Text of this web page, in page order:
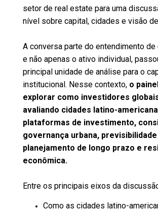
setor de real estate para uma
nível sobre capital, cidades e visão
A conversa parte do entendimento de
e não apenas o ativo individual,
principal unidade de análise para o
institucional. Nesse contexto, o
explorar como investidores
avaliando cidades latino-
plataformas de investimento,
governança urbana,
planejamento de longo prazo e
econômica.
Entre os principais eixos da
Como as cidades latino-